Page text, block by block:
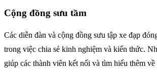
Cộng đồng sưu tầm
Các diễn đàn và cộng đồng sưu tập xe đạp
trong việc chia sẻ kinh nghiệm và kiến thức.
giúp các thành viên kết nối và tìm hiểu thêm